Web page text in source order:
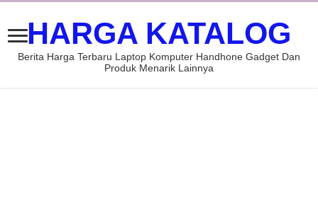
HARGA KATALOG
Berita Harga Terbaru Laptop Komputer Handhone Gadget Dan
Produk Menarik Lainnya